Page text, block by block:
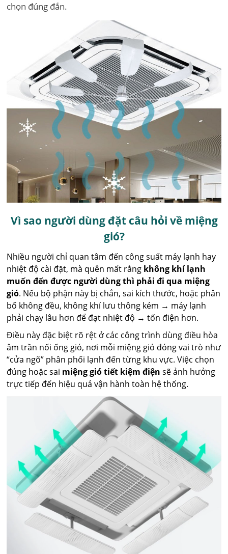
chọn đúng đắn.
Vì sao người dùng đặt câu hỏi về miệng
gió?
Nhiều người chỉ quan tâm đến công suất máy lạnh hay
nhiệt độ cài đặt, mà quên mất rằng không khí lạnh
muốn đến được người dùng thì phải đi qua miệng
gió. Nếu bộ phận này bị chắn, sai kích thước, hoặc phân
bố không đều, không khí lưu thông kém → máy lạnh
phải chạy lâu hơn để đạt nhiệt độ → tốn điện hơn.
Điều này đặc biệt rõ rệt ở các công trình dùng điều hòa
âm trần nối ống gió, nơi mỗi miệng gió đóng vai trò như
“cửa ngõ” phân phối lạnh đến từng khu vực. Việc chọn
đúng hoặc sai miệng gió tiết kiệm điện sẽ ảnh hưởng
trực tiếp đến hiệu quả vận hành toàn hệ thống.